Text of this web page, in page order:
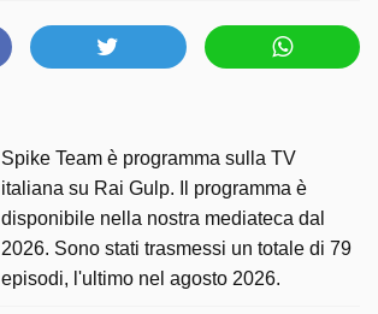
Spike Team è programma sulla TV
italiana su Rai Gulp. Il programma è
disponibile nella nostra mediateca dal
2026. Sono stati trasmessi un totale di 79
episodi, l'ultimo nel agosto 2026.